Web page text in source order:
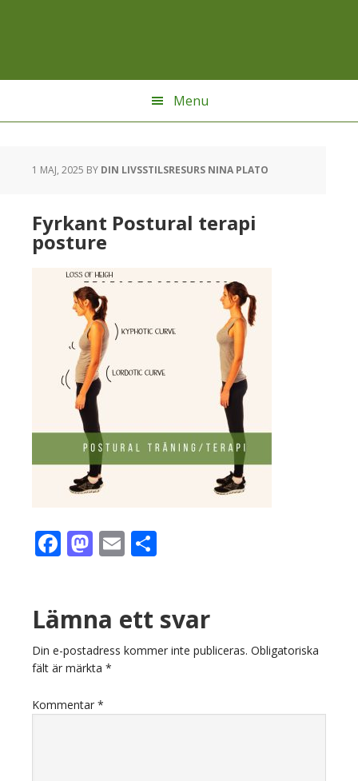
Menu
1 MAJ, 2025 BY DIN LIVSSTILSRESURS NINA PLATO
Fyrkant Postural terapi
posture
Facebook
Mastodon
Email
Läsarkommentarer
Lämna ett svar
Din e-postadress kommer inte publiceras. Obligatoriska
fält är märkta *
Kommentar *